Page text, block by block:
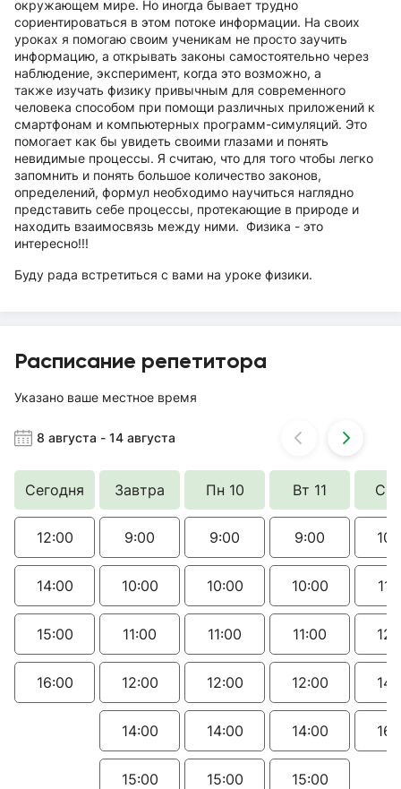
окружающем мире. Но иногда бывает трудно
сориентироваться в этом потоке информации. На своих
уроках я помогаю своим ученикам не просто заучить
информацию, а открывать законы самостоятельно через
наблюдение, эксперимент, когда это возможно, а
также изучать физику привычным для современного
человека способом при помощи различных приложений к
смартфонам и компьютерных программ-симуляций. Это
помогает как бы увидеть своими глазами и понять
невидимые процессы. Я считаю, что для того чтобы легко
запомнить и понять большое количество законов,
определений, формул необходимо научиться наглядно
представить себе процессы, протекающие в природе и
находить взаимосвязь между ними. Физика - это
интересно!!!
Буду рада встретиться с вами на уроке физики.
Расписание репетитора
Указано ваше местное время
8 августа - 14 августа
Сегодня Завтра Пн 10 Вт 11 Ср
12:00
14:00
15:00
16:00
9:00
10:00
11:00
12:00
14:00
15:00
9:00
10:00
11:00
12:00
14:00
15:00
9:00
10:00
11:00
12:00
14:00
15:00